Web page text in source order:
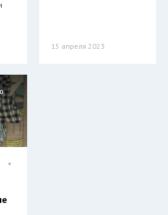
15 апреля 2023
0